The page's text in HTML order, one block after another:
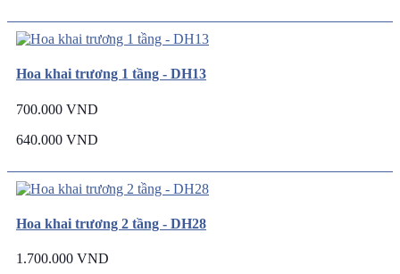
Hoa khai trương 1 tầng - DH13
700.000 VND
640.000 VND
Hoa khai trương 2 tầng - DH28
1.700.000 VND